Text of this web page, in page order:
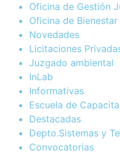
Oficina de Gestión
Oficina de
Novedades
Licitaciones
Juzgado ambiental
InLab
Informativas
Escuela de
Destacadas
Depto.Sistemas y
Convocatorias